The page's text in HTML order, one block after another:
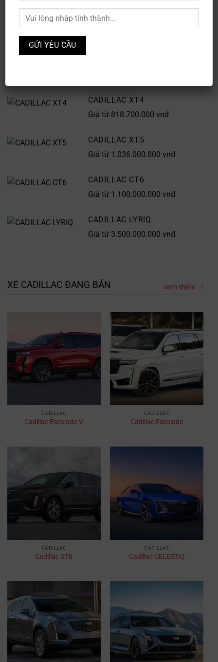
là một trong những thương hiệu hàng đầu trong phân
khúc xe sang, và tiếp tục đổi mới để đáp ứng nhu cầu
của khách hàng hiện đại, từ các dòng xe sedan truyền
thống đến các mẫu SUV hạng sang.
CADILLAC XT4
Giá từ 818.700.000 vnđ
CADILLAC XT5
Giá từ 1.036.000.000 vnđ
CADILLAC CT6
Giá từ 1.100.000.000 vnđ
CADILLAC LYRIQ
Giá từ 3.500.000.000 vnđ
XE CADILLAC ĐANG BÁN xem thêm
CADILLAC
Cadillac Escalade-V
CADILLAC
Cadillac Escalade
CADILLAC
Cadillac XT6
CADILLAC
Cadillac CELESTIQ